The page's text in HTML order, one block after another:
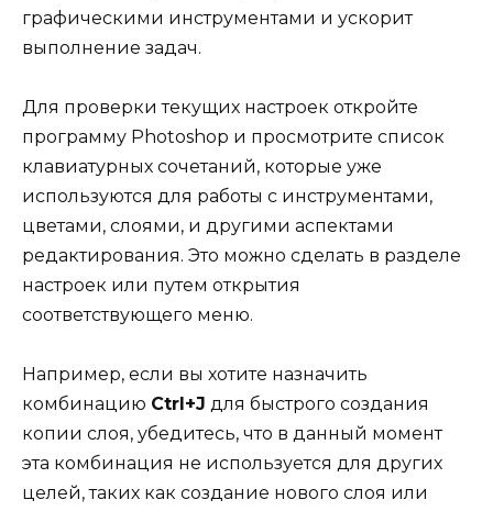
графическими инструментами и ускорит
выполнение задач.
Для проверки текущих настроек откройте
программу Photoshop и просмотрите список
клавиатурных сочетаний, которые уже
используются для работы с инструментами,
цветами, слоями, и другими аспектами
редактирования. Это можно сделать в разделе
настроек или путем открытия
соответствующего меню.
Например, если вы хотите назначить
комбинацию Ctrl+J для быстрого создания
копии слоя, убедитесь, что в данный момент
эта комбинация не используется для других
целей, таких как создание нового слоя или